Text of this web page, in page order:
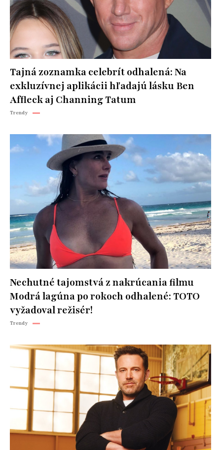
Tajná zoznamka celebrít odhalená: Na
exkluzívnej aplikácii hľadajú lásku Ben
Affleck aj Channing Tatum
Trendy
Nechutné tajomstvá z nakrúcania filmu
Modrá lagúna po rokoch odhalené: TOTO
vyžadoval režisér!
Trendy